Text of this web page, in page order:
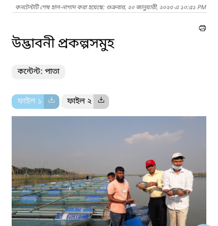
কনটেন্টটি শেষ হাল-নাগাদ করা হয়েছে: শুক্রবার, ২০ জানুয়ারী, ২০২৩ এ ১০:৫১ PM
উদ্ভাবনী প্রকল্পসমুহ
কন্টেন্ট: পাতা
ফাইল ১ ফাইল ২